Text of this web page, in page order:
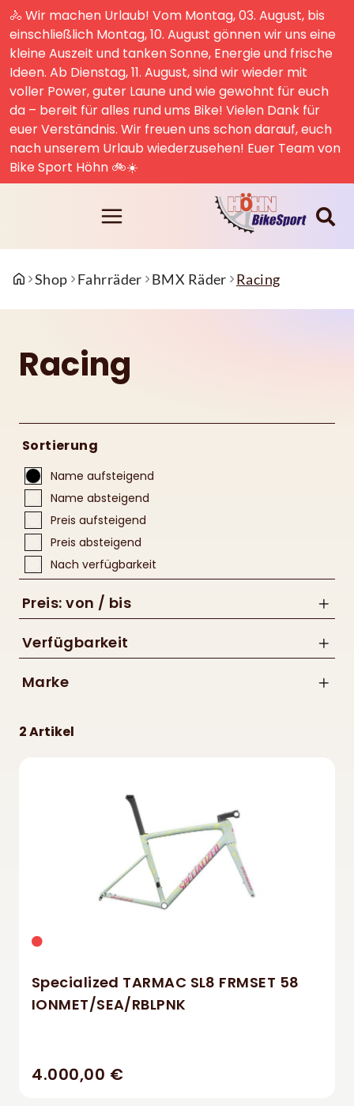
🚴 Wir machen Urlaub! Vom Montag, 03. August, bis
einschließlich Montag, 10. August gönnen wir uns eine
kleine Auszeit und tanken Sonne, Energie und frische
Ideen. Ab Dienstag, 11. August, sind wir wieder mit
voller Power, guter Laune und wie gewohnt für euch
da – bereit für alles rund ums Bike! Vielen Dank für
euer Verständnis. Wir freuen uns schon darauf, euch
nach unserem Urlaub wiederzusehen! Euer Team von
Bike Sport Höhn 🚲☀️
Shop Fahrräder BMX Räder Racing
Racing
Sortierung
Name aufsteigend
Name absteigend
Preis aufsteigend
Preis absteigend
Nach verfügbarkeit
Preis: von / bis
Verfügbarkeit
Marke
2 Artikel
Specialized TARMAC SL8 FRMSET 58
IONMET/SEA/RBLPNK
4.000,00 €